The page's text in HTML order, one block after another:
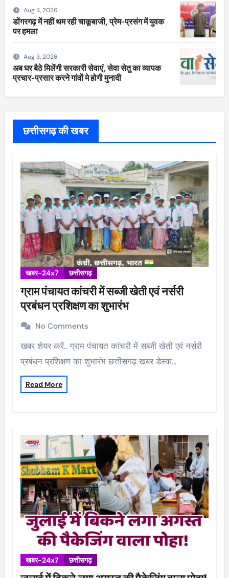
Aug 4, 2026
डोंगरगढ़ में नहीं थम रही चाकूबाजी, प्रेम-प्रसंग में युवक
पर हमला
Aug 3, 2026
अब घर बैठे मिलेंगी सरकारी सेवाएं, सेवा सेतु का व्यापक
प्रचार-प्रसार करने गांवों मे होगी मुनादी
छत्तीसगढ़ की खबर
खबर-24x7 छत्तीसगढ़
ग्राम पंचायत कांचरी में सब्जी खेती एवं नर्सरी
प्रबंधन प्रशिक्षण का शुभारंभ
No Comments
खबर शेयर करें.. ग्राम पंचायत कांचरी में सब्जी खेती एवं नर्सरी
प्रबंधन प्रशिक्षण का शुभारंभ छत्तीसगढ़ खबर डेस्क…
Read More
खबर-24x7 छत्तीसगढ़